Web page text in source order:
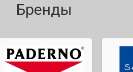
Бренды